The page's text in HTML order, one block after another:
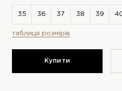
таблиця розмірів
Купити